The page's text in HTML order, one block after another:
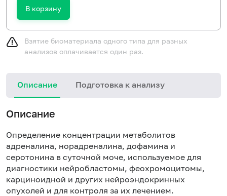
В корзину
Взятие биоматериала одного типа для разных
анализов оплачивается один раз.
Описание Подготовка к анализу
Описание
Определение концентрации метаболитов
адреналина, норадреналина, дофамина и
серотонина в суточной моче, используемое для
диагностики нейробластомы, феохромоцитомы,
карциноидной и других нейроэндокринных
опухолей и для контроля за их лечением.